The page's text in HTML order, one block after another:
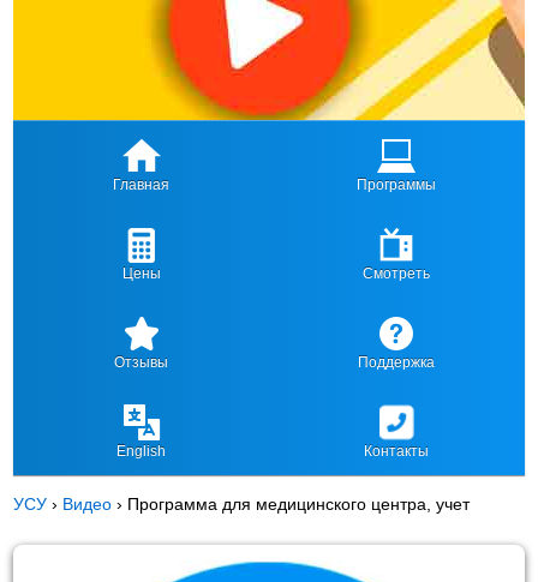
Главная Программы
Цены Смотреть
Отзывы Поддержка
English Контакты
УСУ › Видео › Программа для медицинского центра, учет